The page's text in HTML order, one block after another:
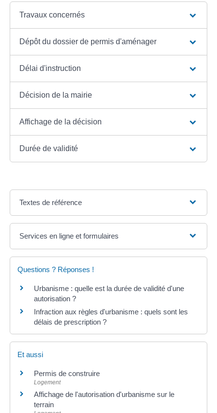
Travaux concernés
Dépôt du dossier de permis d'aménager
Délai d'instruction
Décision de la mairie
Affichage de la décision
Durée de validité
Textes de référence
Services en ligne et formulaires
Questions ? Réponses !
Urbanisme : quelle est la durée de validité d'une
autorisation ?
Infraction aux règles d'urbanisme : quels sont les
délais de prescription ?
Et aussi
Permis de construire
Logement
Affichage de l'autorisation d'urbanisme sur le
terrain